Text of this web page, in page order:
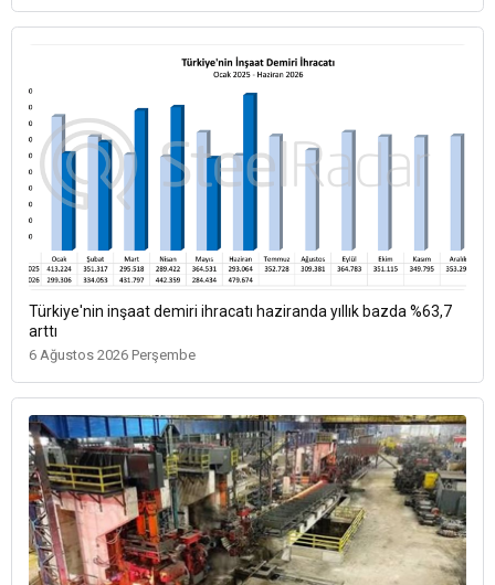
Türkiye'nin inşaat demiri ihracatı haziranda yıllık bazda %63,7
arttı
6 Ağustos 2026 Perşembe